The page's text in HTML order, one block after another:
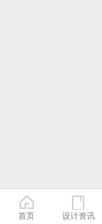
首页 设计资讯